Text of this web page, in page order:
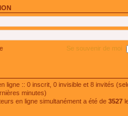
Se souvenir de moi
ligne :: 0 inscrit, 0 invisible et 8 invités
minutes)
en ligne simultanément a été de 3527